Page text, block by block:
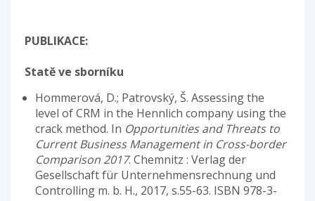
PUBLIKACE:
Statě ve sborníku
Hommerová, D.; Patrovský, Š. Assessing the
level of CRM in the Hennlich company using the
crack method. In Opportunities and Threats to
Current Business Management in Cross-border
Comparison 2017. Chemnitz : Verlag der
Gesellschaft für Unternehmensrechnung und
Controlling m. b. H., 2017, s.55-63. ISBN 978-3-